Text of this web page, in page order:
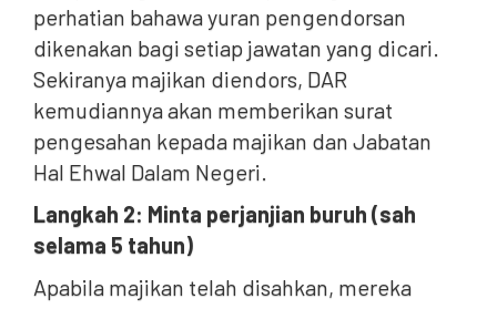
perhatian bahawa yuran pengendorsan
dikenakan bagi setiap jawatan yang dicari.
Sekiranya majikan diendors, DAR
kemudiannya akan memberikan surat
pengesahan kepada majikan dan Jabatan
Hal Ehwal Dalam Negeri.
Langkah 2: Minta perjanjian buruh (sah
selama 5 tahun)
Apabila majikan telah disahkan, mereka